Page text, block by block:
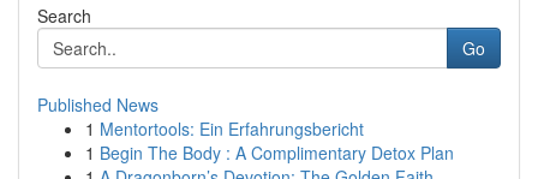
Search
Go
Published News
1 Mentortools: Ein Erfahrungsbericht
1 Begin The Body : A Complimentary Detox Plan